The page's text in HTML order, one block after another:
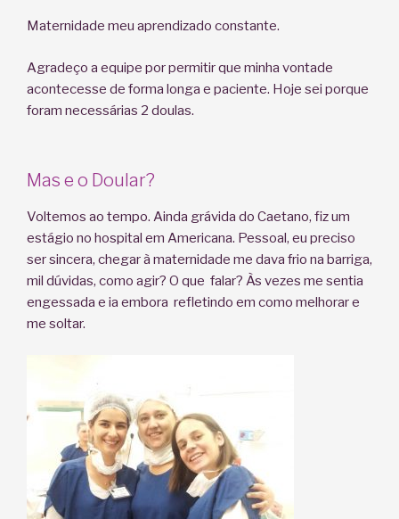
Maternidade meu aprendizado constante.
Agradeço a equipe por permitir que minha vontade
acontecesse de forma longa e paciente. Hoje sei porque
foram necessárias 2 doulas.
Mas e o Doular?
Voltemos ao tempo. Ainda grávida do Caetano, fiz um
estágio no hospital em Americana. Pessoal, eu preciso
ser sincera, chegar à maternidade me dava frio na barriga,
mil dúvidas, como agir? O que falar? Às vezes me sentia
engessada e ia embora refletindo em como melhorar e
me soltar.